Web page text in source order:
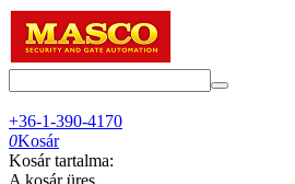
+36-1-390-4170
0Kosár
Kosár tartalma:
A kosár üres.